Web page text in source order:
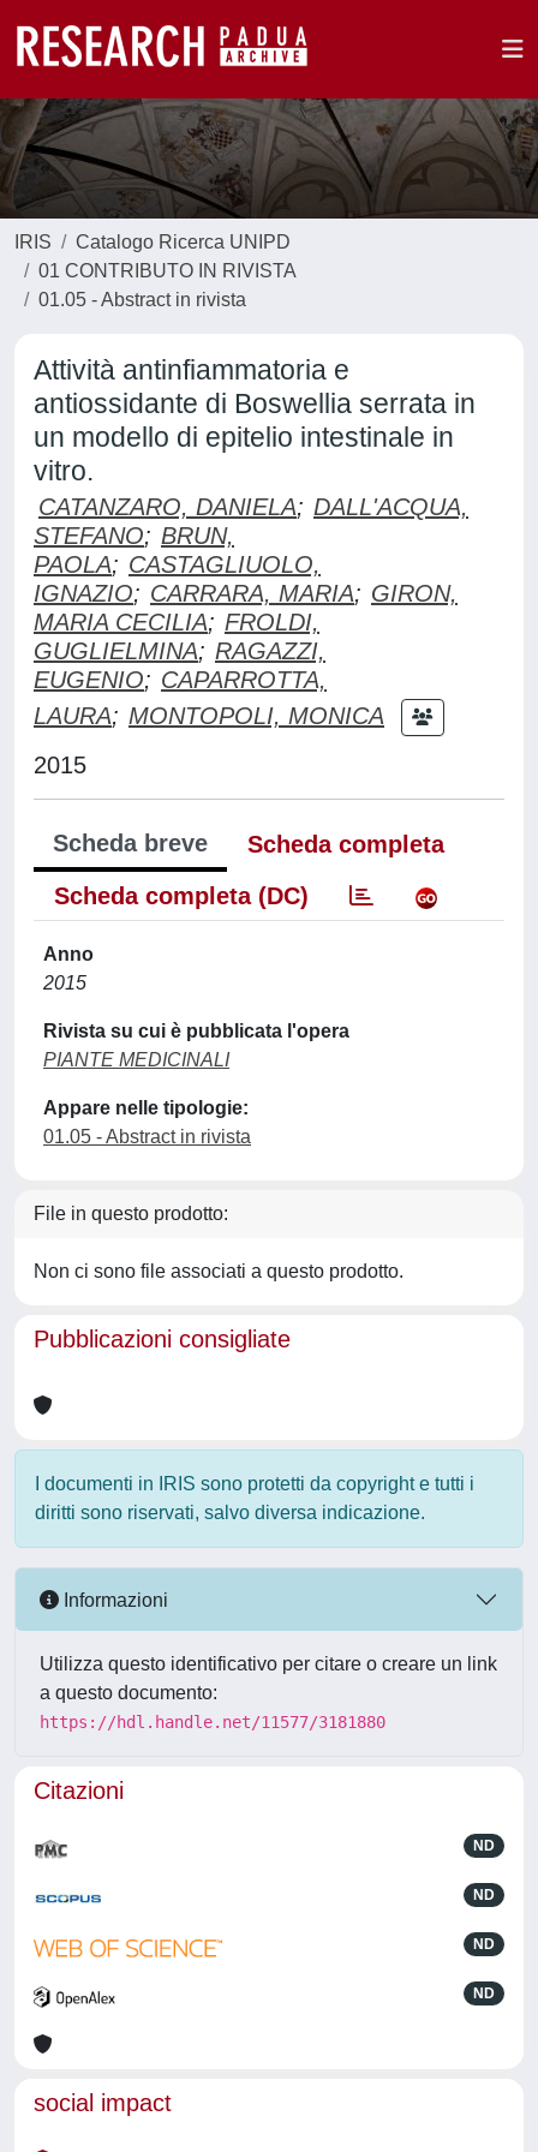
IRIS
Catalogo Ricerca UNIPD
01 CONTRIBUTO IN RIVISTA
01.05 - Abstract in rivista
Attività antinfiammatoria e
antiossidante di Boswellia serrata in
un modello di epitelio intestinale in
vitro.
CATANZARO, DANIELA; DALL'ACQUA,
STEFANO; BRUN,
PAOLA; CASTAGLIUOLO,
IGNAZIO; CARRARA, MARIA; GIRON,
MARIA CECILIA; FROLDI,
GUGLIELMINA; RAGAZZI,
EUGENIO; CAPARROTTA,
LAURA; MONTOPOLI, MONICA
2015
Scheda breve
Scheda completa
Scheda completa (DC)
Anno
2015
Rivista su cui è pubblicata l'opera
PIANTE MEDICINALI
Appare nelle tipologie:
01.05 - Abstract in rivista
File in questo prodotto:
Non ci sono file associati a questo prodotto.
Pubblicazioni consigliate
I documenti in IRIS sono protetti da copyright e tutti i
diritti sono riservati, salvo diversa indicazione.
Informazioni
Utilizza questo identificativo per citare o creare un link
a questo documento:
https://hdl.handle.net/11577/3181880
Citazioni
ND
ND
ND
ND
social impact